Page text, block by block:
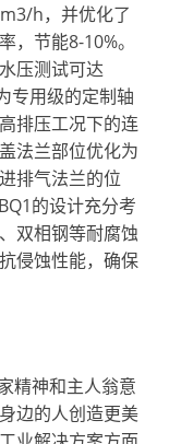
h，并优化了
，节能8-10%。
压测试可达
专用级的定制轴
排压工况下的连
法兰部位优化为
排气法兰的位
的设计充分考
双相钢等耐腐蚀
侵蚀性能，确保
精神和主人翁意
边的人创造更美